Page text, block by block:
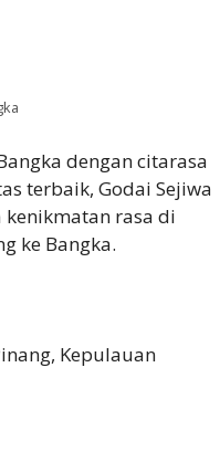
dengan citarasa
terbaik, Godai Sejiwa
rasa di
ke Bangka.
Kepulauan